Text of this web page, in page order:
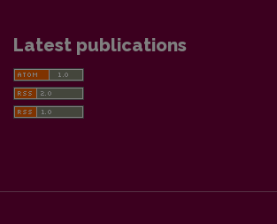
Latest publications